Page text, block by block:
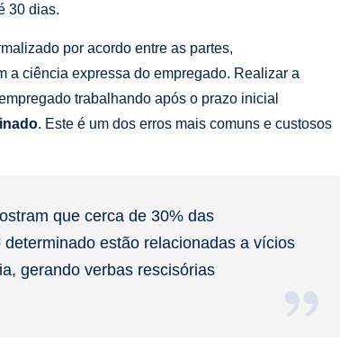
30 dias.
por acordo entre as partes,
a ciência expressa do empregado. Realizar a
trabalhando após o prazo inicial
. Este é um dos erros mais comuns e custosos
que cerca de 30% das
estão relacionadas a vícios
gerando verbas rescisórias